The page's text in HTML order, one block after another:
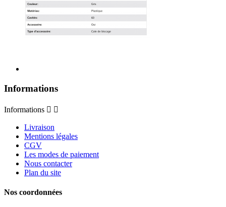
Informations
Informations  
Livraison
Mentions légales
CGV
Les modes de paiement
Nous contacter
Plan du site
Nos coordonnées